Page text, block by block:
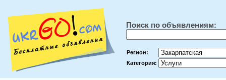
Поиск по объявлениям:
Регион:
Категория: